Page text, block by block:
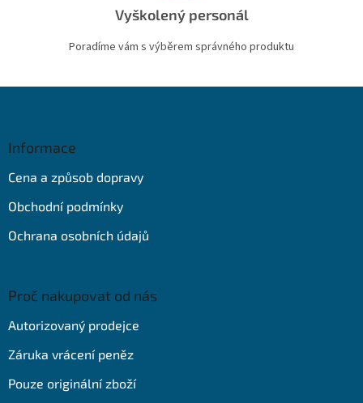
Vyškolený personál
Poradíme vám s výběrem správného produktu
Informace
Cena a způsob dopravy
Obchodní podmínky
Ochrana osobních údajů
Proč nakupovat od nás
Autorizovaný prodejce
Záruka vrácení peněz
Pouze originální zboží